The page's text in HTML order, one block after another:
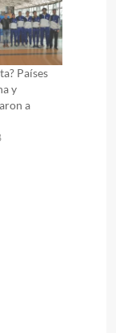
Países
y
a